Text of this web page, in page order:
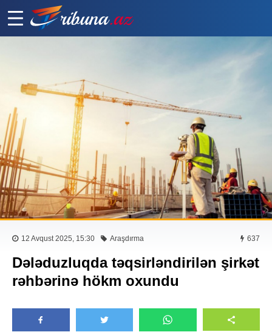
12 Avqust 2025, 15:30 Araşdırma 637
Dələduzluqda təqsirləndirilən şirkət
rəhbərinə hökm oxundu